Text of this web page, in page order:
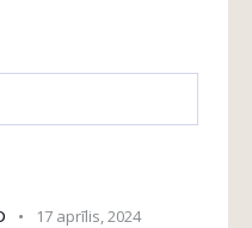
17 aprīlis, 2024